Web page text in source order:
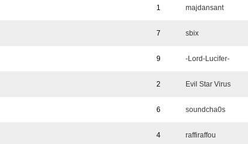
1 majdansant
7 sbix
9 -Lord-Lucifer-
2 Evil Star Virus
6 soundcha0s
4 raffiraffou